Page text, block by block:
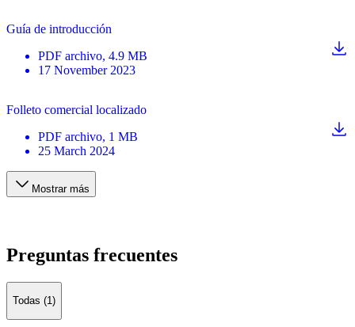
Guía de introducción
PDF archivo, 4.9 MB
17 November 2023
Folleto comercial localizado
PDF archivo, 1 MB
25 March 2024
Mostrar más
Preguntas frecuentes
Todas (1)